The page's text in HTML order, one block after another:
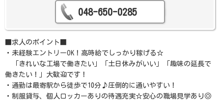
048-650-0285
■求人のポイント■
・未経験エントリーOK！高時給でしっかり稼げる☆
「きれいな工場で働きたい」「土日休みがいい」「趣味の延長で
働きたい！」大歓迎です！
・通勤は最寄駅から徒歩で10分♪圧倒的に通いやすい！
・制服貸与、個人ロッカーありの待遇充実☆安心の職場見学あり◎